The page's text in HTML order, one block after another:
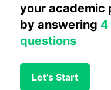
your academic
by answering 4
questions
Let’s Start